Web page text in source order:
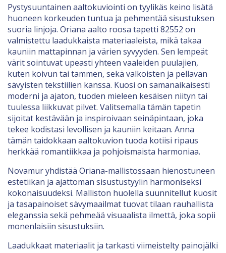
Pystysuuntainen aaltokuviointi on tyylikäs keino lisätä
huoneen korkeuden tuntua ja pehmentää sisustuksen
suoria linjoja. Oriana aalto roosa tapetti 82552 on
valmistettu laadukkaista materiaaleista, mikä takaa
kauniin mattapinnan ja värien syvyyden. Sen lempeät
värit sointuvat upeasti yhteen vaaleiden puulajien,
kuten koivun tai tammen, sekä valkoisten ja pellavan
sävyisten tekstiilien kanssa. Kuosi on samanaikaisesti
moderni ja ajaton, tuoden mieleen kesäisen niityn tai
tuulessa liikkuvat pilvet. Valitsemalla tämän tapetin
sijoitat kestävään ja inspiroivaan seinäpintaan, joka
tekee kodistasi levollisen ja kauniin keitaan. Anna
tämän taidokkaan aaltokuvion tuoda kotiisi ripaus
herkkää romantiikkaa ja pohjoismaista harmoniaa.
Novamur yhdistää Oriana-mallistossaan hienostuneen
estetiikan ja ajattoman sisustustyylin harmoniseksi
kokonaisuudeksi. Malliston huolella suunnitellut kuosit
ja tasapainoiset sävymaailmat tuovat tilaan rauhallista
eleganssia sekä pehmeää visuaalista ilmettä, joka sopii
monenlaisiin sisustuksiin.
Laadukkaat materiaalit ja tarkasti viimeistelty painojälki